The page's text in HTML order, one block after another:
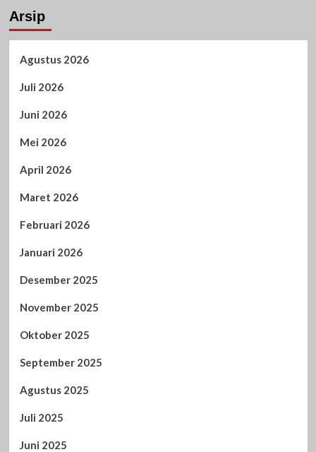
Arsip
Agustus 2026
Juli 2026
Juni 2026
Mei 2026
April 2026
Maret 2026
Februari 2026
Januari 2026
Desember 2025
November 2025
Oktober 2025
September 2025
Agustus 2025
Juli 2025
Juni 2025